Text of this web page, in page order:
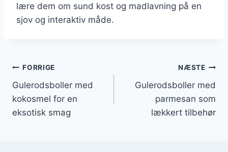
lære dem om sund kost og madlavning på en
sjov og interaktiv måde.
Indlægsnavigation
FORRIGE
Gulerodsboller med
kokosmel for en
eksotisk smag
NÆSTE
Gulerodsboller med
parmesan som
lækkert tilbehør